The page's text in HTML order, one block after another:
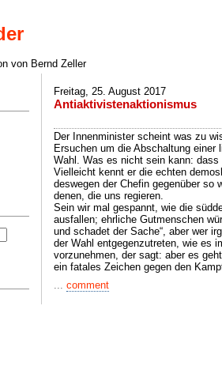
von Bernd Zeller
Freitag, 25. August 2017
Antiaktivistenaktionismus
Der Innenminister scheint was zu
Ersuchen um die Abschaltung
Wahl. Was es nicht sein kann:
Vielleicht kennt er die echten
deswegen der Chefin gegenüber so
denen, die uns regieren.
Sein wir mal gespannt, wie die
ausfallen; ehrliche Gutmenschen
und schadet der Sache“, aber wer
der Wahl entgegenzutreten, wie es
vorzunehmen, der sagt: aber es
ein fatales Zeichen gegen den
... comment